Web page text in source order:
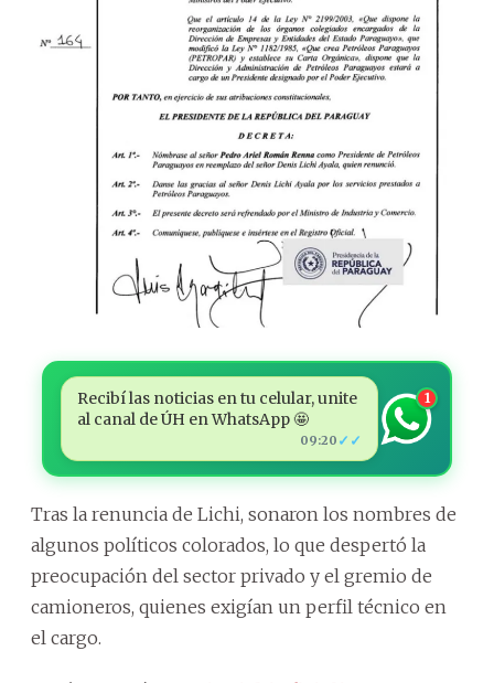
Recibí las noticias en tu celular, unite
al canal de ÚH en WhatsApp 🤩
09:20 ✓✓
1
Tras la renuncia de Lichi, sonaron los nombres de
algunos políticos colorados, lo que despertó la
preocupación del sector privado y el gremio de
camioneros, quienes exigían un perfil técnico en
el cargo.